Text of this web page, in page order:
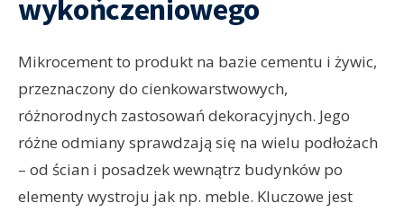
wykończeniowego
Mikrocement to produkt na bazie cementu i żywic,
przeznaczony do cienkowarstwowych,
różnorodnych zastosowań dekoracyjnych. Jego
różne odmiany sprawdzają się na wielu podłożach
– od ścian i posadzek wewnątrz budynków po
elementy wystroju jak np. meble. Kluczowe jest